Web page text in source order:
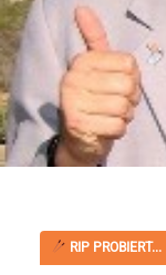
RIP PROBIERT...